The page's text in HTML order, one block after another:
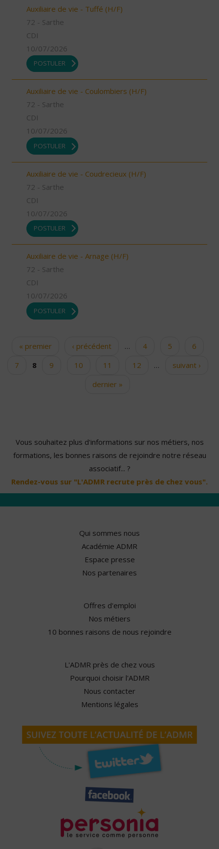
Auxiliaire de vie - Tuffé (H/F)
72 - Sarthe
CDI
10/07/2026
POSTULER
Auxiliaire de vie - Coulombiers (H/F)
72 - Sarthe
CDI
10/07/2026
POSTULER
Auxiliaire de vie - Coudrecieux (H/F)
72 - Sarthe
CDI
10/07/2026
POSTULER
Auxiliaire de vie - Arnage (H/F)
72 - Sarthe
CDI
10/07/2026
POSTULER
Pages« premier ‹ précédent … 4 5
6
7
8 9 10 11 12 …
suivant ›
dernier »
Vous souhaitez plus d'informations sur nos métiers, nos
formations, les bonnes raisons de rejoindre notre réseau
associatif... ?
Rendez-vous sur "L'ADMR recrute près de chez vous".
Qui sommes nous
Académie ADMR
Espace presse
Nos partenaires
Offres d'emploi
Nos métiers
10 bonnes raisons de nous rejoindre
L'ADMR près de chez vous
Pourquoi choisir l'ADMR
Nous contacter
Mentions légales